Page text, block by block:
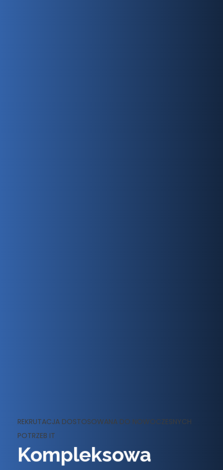
REKRUTACJA DOSTOSOWANA DO NOWOCZESNYCH
POTRZEB IT
Kompleksowa